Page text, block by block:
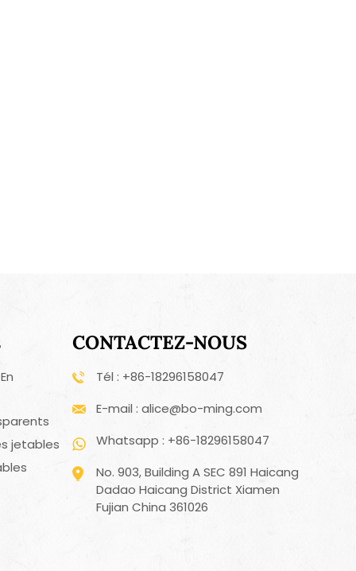
jetables
CONTACTEZ-NOUS
Tél : +86-18296158047
E-mail : alice@bo-ming.com
Whatsapp : +86-18296158047
No. 903, Building A SEC 891 Haicang
Dadao Haicang District Xiamen
Fujian China 361026